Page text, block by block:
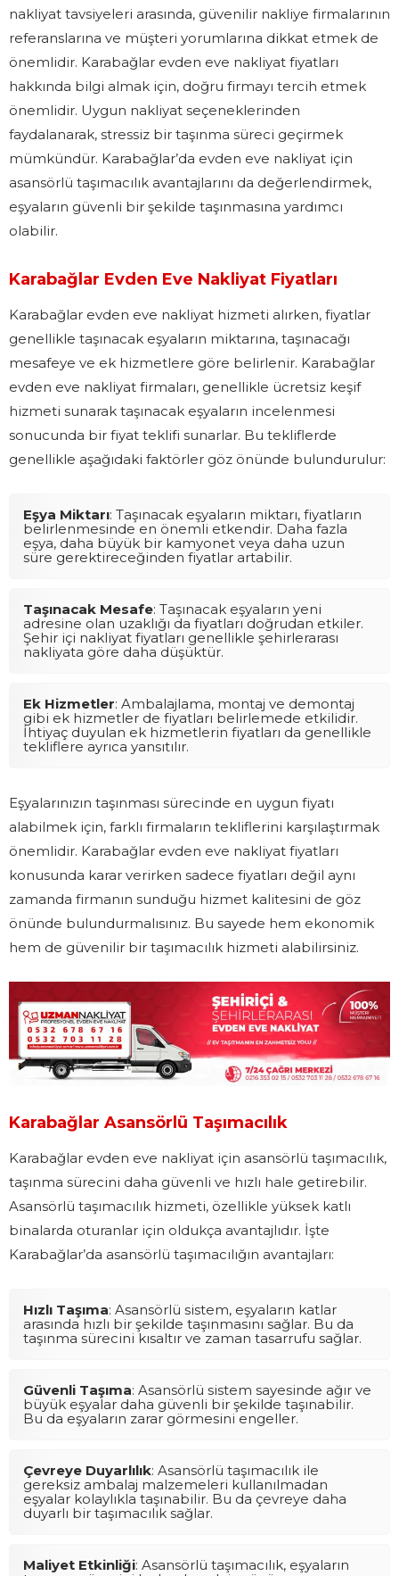
nakliyat tavsiyeleri arasında, güvenilir nakliye firmalarının
referanslarına ve müşteri yorumlarına dikkat etmek de
önemlidir. Karabağlar evden eve nakliyat fiyatları
hakkında bilgi almak için, doğru firmayı tercih etmek
önemlidir. Uygun nakliyat seçeneklerinden
faydalanarak, stressiz bir taşınma süreci geçirmek
mümkündür. Karabağlar’da evden eve nakliyat için
asansörlü taşımacılık avantajlarını da değerlendirmek,
eşyaların güvenli bir şekilde taşınmasına yardımcı
olabilir.
Karabağlar Evden Eve Nakliyat Fiyatları
Karabağlar evden eve nakliyat hizmeti alırken, fiyatlar
genellikle taşınacak eşyaların miktarına, taşınacağı
mesafeye ve ek hizmetlere göre belirlenir. Karabağlar
evden eve nakliyat firmaları, genellikle ücretsiz keşif
hizmeti sunarak taşınacak eşyaların incelenmesi
sonucunda bir fiyat teklifi sunarlar. Bu tekliflerde
genellikle aşağıdaki faktörler göz önünde bulundurulur:
Eşya Miktarı: Taşınacak eşyaların miktarı, fiyatların
belirlenmesinde en önemli etkendir. Daha fazla
eşya, daha büyük bir kamyonet veya daha uzun
süre gerektireceğinden fiyatlar artabilir.
Taşınacak Mesafe: Taşınacak eşyaların yeni
adresine olan uzaklığı da fiyatları doğrudan etkiler.
Şehir içi nakliyat fiyatları genellikle şehirlerarası
nakliyata göre daha düşüktür.
Ek Hizmetler: Ambalajlama, montaj ve demontaj
gibi ek hizmetler de fiyatları belirlemede etkilidir.
İhtiyaç duyulan ek hizmetlerin fiyatları da genellikle
tekliflere ayrıca yansıtılır.
Eşyalarınızın taşınması sürecinde en uygun fiyatı
alabilmek için, farklı firmaların tekliflerini karşılaştırmak
önemlidir. Karabağlar evden eve nakliyat fiyatları
konusunda karar verirken sadece fiyatları değil aynı
zamanda firmanın sunduğu hizmet kalitesini de göz
önünde bulundurmalısınız. Bu sayede hem ekonomik
hem de güvenilir bir taşımacılık hizmeti alabilirsiniz.
Karabağlar Asansörlü Taşımacılık
Karabağlar evden eve nakliyat için asansörlü taşımacılık,
taşınma sürecini daha güvenli ve hızlı hale getirebilir.
Asansörlü taşımacılık hizmeti, özellikle yüksek katlı
binalarda oturanlar için oldukça avantajlıdır. İşte
Karabağlar’da asansörlü taşımacılığın avantajları:
Hızlı Taşıma: Asansörlü sistem, eşyaların katlar
arasında hızlı bir şekilde taşınmasını sağlar. Bu da
taşınma sürecini kısaltır ve zaman tasarrufu sağlar.
Güvenli Taşıma: Asansörlü sistem sayesinde ağır ve
büyük eşyalar daha güvenli bir şekilde taşınabilir.
Bu da eşyaların zarar görmesini engeller.
Çevreye Duyarlılık: Asansörlü taşımacılık ile
gereksiz ambalaj malzemeleri kullanılmadan
eşyalar kolaylıkla taşınabilir. Bu da çevreye daha
duyarlı bir taşımacılık sağlar.
Maliyet Etkinliği: Asansörlü taşımacılık, eşyaların